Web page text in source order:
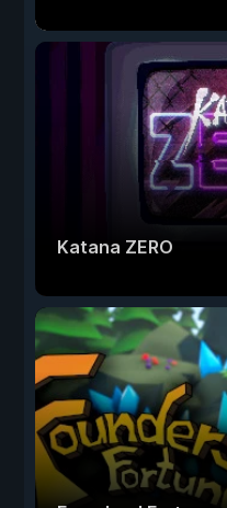
Katana ZERO